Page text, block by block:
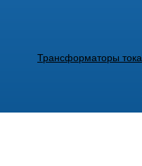
Трансформаторы тока